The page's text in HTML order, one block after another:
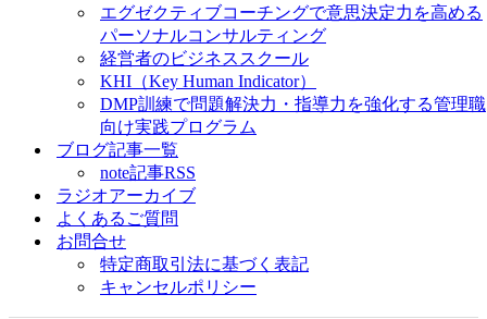
エグゼクティブコーチングで意思決定力を高める
パーソナルコンサルティング
経営者のビジネススクール
KHI（Key Human Indicator）
DMP訓練で問題解決力・指導力を強化する管理職
向け実践プログラム
ブログ記事一覧
note記事RSS
ラジオアーカイブ
よくあるご質問
お問合せ
特定商取引法に基づく表記
キャンセルポリシー